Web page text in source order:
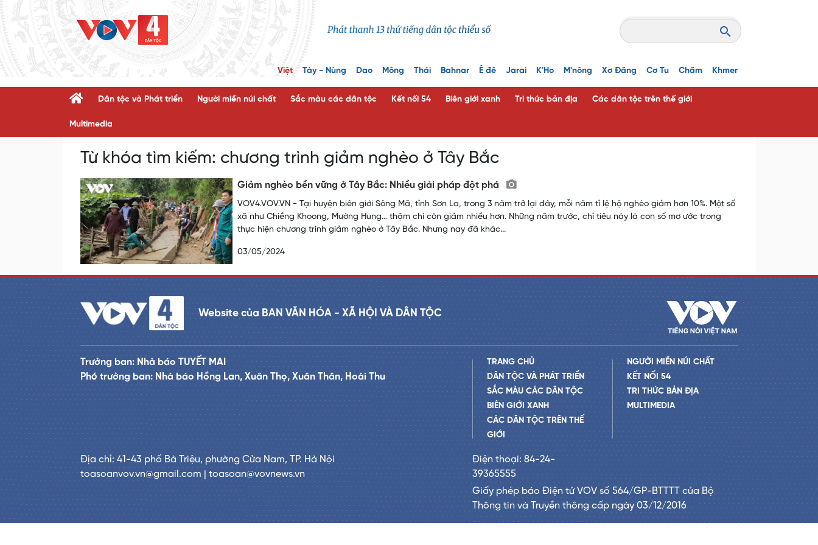
Việt Tày - Nùng Dao Mông Thái Bahnar Ê đê Jarai K'Ho M'nông Xơ Đăng Cơ Tu Chăm Khmer
Dân tộc và Phát triển Người miền núi chất Sắc màu các dân tộc Kết nối 54 Biên giới xanh Tri thức bản địa Các dân tộc trên thế giới
Multimedia
Từ khóa tìm kiếm: chương trình giảm nghèo ở Tây Bắc
Giảm nghèo bền vững ở Tây Bắc: Nhiều giải pháp đột phá
VOV4.VOV.VN - Tại huyện biên giới Sông Mã, tỉnh Sơn La, trong 3 năm trở lại đây, mỗi năm tỉ lệ hộ nghèo giảm hơn 10%. Một số
xã như Chiềng Khoong, Mường Hung… thậm chí còn giảm nhiều hơn. Những năm trước, chỉ tiêu này là con số mơ ước trong
thực hiện chương trình giảm nghèo ở Tây Bắc. Nhưng nay đã khác...
03/05/2024
Website của BAN VĂN HÓA - XÃ HỘI VÀ DÂN TỘC
Trưởng ban: Nhà báo TUYẾT MAI
Phó trưởng ban: Nhà báo Hồng Lan, Xuân Thọ, Xuân Thân, Hoài Thu
TRANG CHỦ
DÂN TỘC VÀ PHÁT TRIỂN
SẮC MÀU CÁC DÂN TỘC
BIÊN GIỚI XANH
CÁC DÂN TỘC TRÊN THẾ
GIỚI
NGƯỜI MIỀN NÚI CHẤT
KẾT NỐI 54
TRI THỨC BẢN ĐỊA
MULTIMEDIA
Địa chỉ: 41-43 phố Bà Triệu, phường Cửa Nam, TP. Hà Nội
toasoanvov.vn@gmail.com | toasoan@vovnews.vn
Điện thoại: 84-24-
39365555
Giấy phép báo Điện tử VOV số 564/GP-BTTTT của Bộ
Thông tin và Truyền thông cấp ngày 03/12/2016